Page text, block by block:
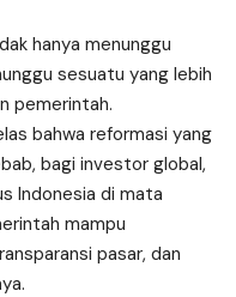
hanya menunggu
sesuatu yang lebih
pemerintah.
bahwa reformasi yang
bagi investor global,
Indonesia di mata
mampu
pasar, dan